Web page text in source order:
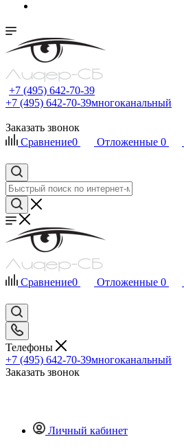
+7 (495) 642-70-39
+7 (495) 642-70-39многоканальный
Заказать звонок
Сравнение0 Отложенные 0
Сравнение0 Отложенные 0
Телефоны
+7 (495) 642-70-39многоканальный
Заказать звонок
Личный кабинет